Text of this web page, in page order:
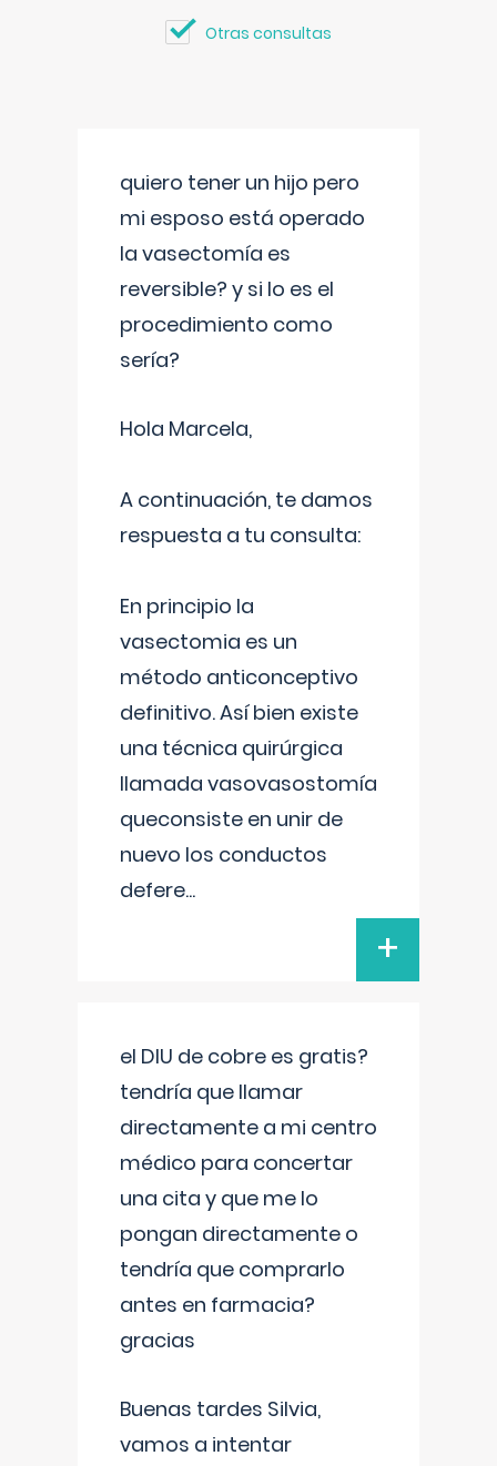
Otras consultas
quiero tener un hijo pero
mi esposo está operado
la vasectomía es
reversible? y si lo es el
procedimiento como
sería?
Hola Marcela,
A continuación, te damos
respuesta a tu consulta:
En principio la
vasectomia es un
método anticonceptivo
definitivo. Así bien existe
una técnica quirúrgica
llamada vasovasostomía
queconsiste en unir de
nuevo los conductos
defere...
+
el DIU de cobre es gratis?
tendría que llamar
directamente a mi centro
médico para concertar
una cita y que me lo
pongan directamente o
tendría que comprarlo
antes en farmacia?
gracias
Buenas tardes Silvia,
vamos a intentar